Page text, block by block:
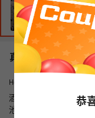
恭
1/17
真實住客評價（ 13）
Helmut A
酒店位置有點偏，但是
池🏊♀️也很好👍還可以